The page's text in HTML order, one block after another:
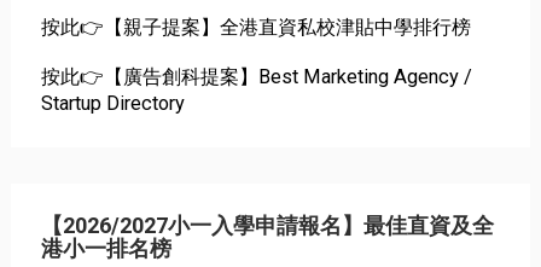
按此👉【親子提案】全港直資私校津貼中學排行榜
按此👉【廣告創科提案】Best Marketing Agency /
Startup Directory
【2026/2027小一入學申請報名】最佳直資及全
港小一排名榜